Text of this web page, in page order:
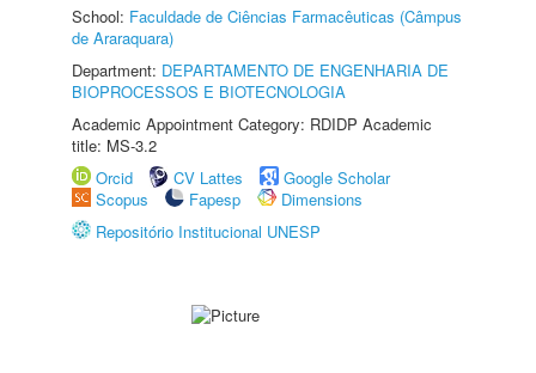
School: Faculdade de Ciências Farmacêuticas (Câmpus
de Araraquara)
Department: DEPARTAMENTO DE ENGENHARIA DE
BIOPROCESSOS E BIOTECNOLOGIA
Academic Appointment Category: RDIDP Academic
title: MS-3.2
Orcid
CV Lattes
Google Scholar
Scopus
Fapesp
Dimensions
Repositório Institucional UNESP